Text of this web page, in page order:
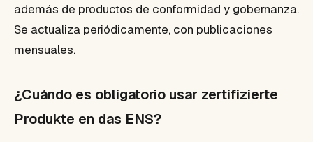
además de productos de conformidad y gobernanza.
Se actualiza periódicamente, con publicaciones
mensuales.
¿Cuándo es obligatorio usar zertifizierte
Produkte en das ENS?